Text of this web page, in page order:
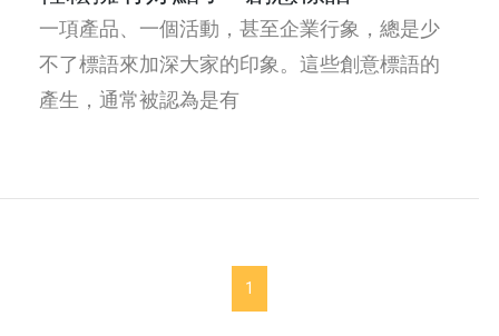
一項產品、一個活動，甚至企業行象，總是少
不了標語來加深大家的印象。這些創意標語的
產生，通常被認為是有
1